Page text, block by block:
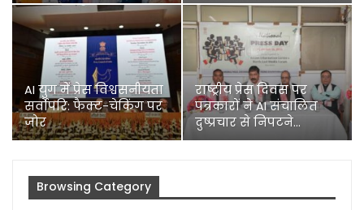
AI युग में प्रेस विश्वसनीयता
सर्वोपरि: फैक्ट-चेकिंग पर
जोर
राष्ट्रीय प्रेस दिवस पर
पत्रकारों ने AI संचालित
दुष्प्रचार से निपटने…
Browsing Category